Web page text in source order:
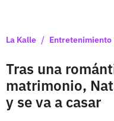
La Kalle / Entretenimiento
Tras una
matrimonio,
y se va a casar